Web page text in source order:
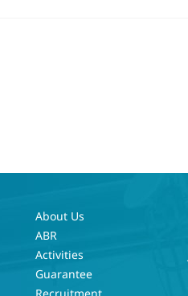
About Us
ABR
Activities
Guarantee